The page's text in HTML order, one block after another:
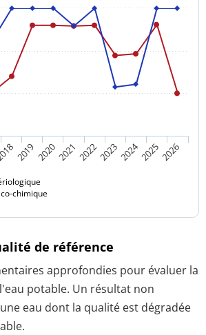
chimique
20192020202120222023202420252026
de référence
approfondies pour évaluer la
potable. Un résultat non
eau dont la qualité est dégradée